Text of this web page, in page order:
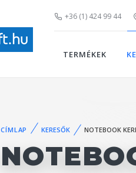
+36 (1) 424 99 44
TERMÉKEK
CÍMLAP KERESŐK NOTEBOOK